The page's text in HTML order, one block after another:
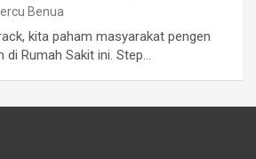
Benua
kita paham masyarakat pengen
di Rumah Sakit ini. Step…